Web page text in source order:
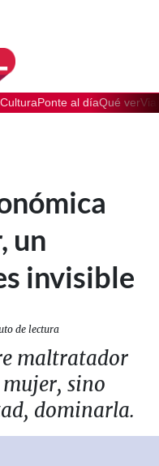
CulturaPonte al díaQué ver
un
invisible
de lectura
maltratador
mujer, sino
dominarla.